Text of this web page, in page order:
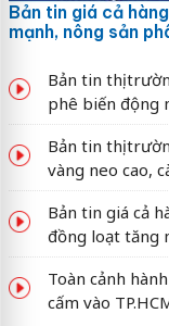
Bản tin giá cả
mạnh, nông sản
Bản tin thị
phê biến động
Bản tin thị
vàng neo cao,
Bản tin giá cả
đồng loạt tăng
Toàn cảnh
cấm vào